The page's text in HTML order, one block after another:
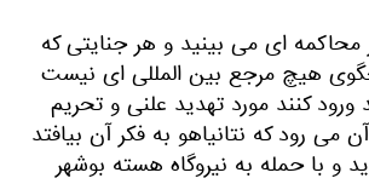
محاکمه ای می بینید و هر جنایتی که
هیچ مرجع بین المللی ای نیست
کنند مورد تهدید علنی و تحریم
می رود که نتانیاهو به فکر آن بیافتد
و با حمله به نیروگاه هسته بوشهر